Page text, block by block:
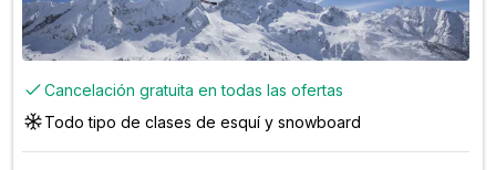
Cancelación gratuita en todas las ofertas
Todo tipo de clases de esquí y snowboard